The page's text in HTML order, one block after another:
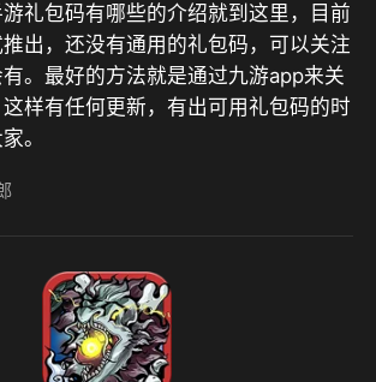
礼包码有哪些的介绍就到这里，目前
出，还没有通用的礼包码，可以关注
。最好的方法就是通过九游app来关
样有任何更新，有出可用礼包码的时
。